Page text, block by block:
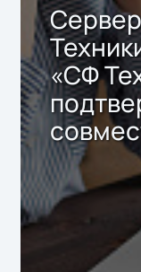
«СФ
Storage